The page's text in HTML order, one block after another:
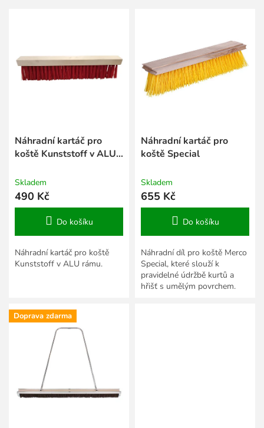
Náhradní kartáč pro
koště Kunststoff v ALU
Skladem
490 Kč
Do košíku
Náhradní kartáč pro koště
Kunststoff v ALU rámu.
Náhradní kartáč pro
koště Special
Skladem
655 Kč
Do košíku
Náhradní díl pro koště Merco
Special, které slouží k
pravidelné údržbě kurtů a
hřišť s umělým povrchem.
Doprava zdarma